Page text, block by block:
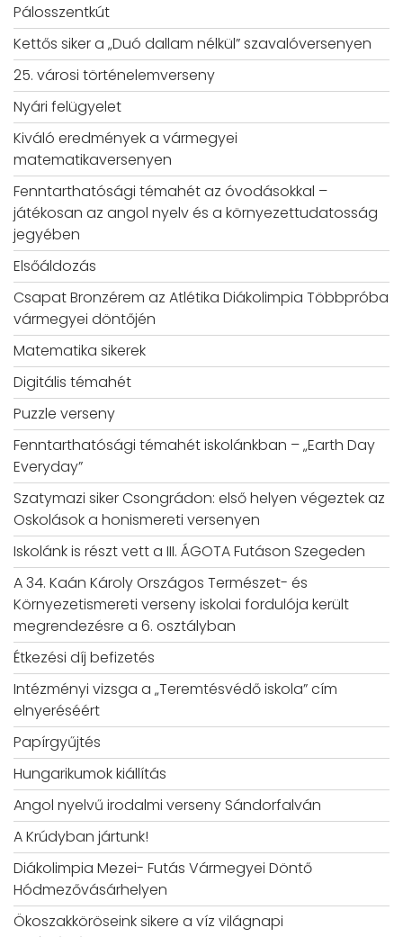
Pálosszentkút
Kettős siker a „Duó dallam nélkül” szavalóversenyen
25. városi történelemverseny
Nyári felügyelet
Kiváló eredmények a vármegyei
matematikaversenyen
Fenntarthatósági témahét az óvodásokkal –
játékosan az angol nyelv és a környezettudatosság
jegyében
Elsőáldozás
Csapat Bronzérem az Atlétika Diákolimpia Többpróba
vármegyei döntőjén
Matematika sikerek
Digitális témahét
Puzzle verseny
Fenntarthatósági témahét iskolánkban – „Earth Day
Everyday”
Szatymazi siker Csongrádon: első helyen végeztek az
Oskolások a honismereti versenyen
Iskolánk is részt vett a III. ÁGOTA Futáson Szegeden
A 34. Kaán Károly Országos Természet- és
Környezetismereti verseny iskolai fordulója került
megrendezésre a 6. osztályban
Étkezési díj befizetés
Intézményi vizsga a „Teremtésvédő iskola” cím
elnyeréséért
Papírgyűjtés
Hungarikumok kiállítás
Angol nyelvű irodalmi verseny Sándorfalván
A Krúdyban jártunk!
Diákolimpia Mezei- Futás Vármegyei Döntő
Hódmezővásárhelyen
Ökoszakköröseink sikere a víz világnapi